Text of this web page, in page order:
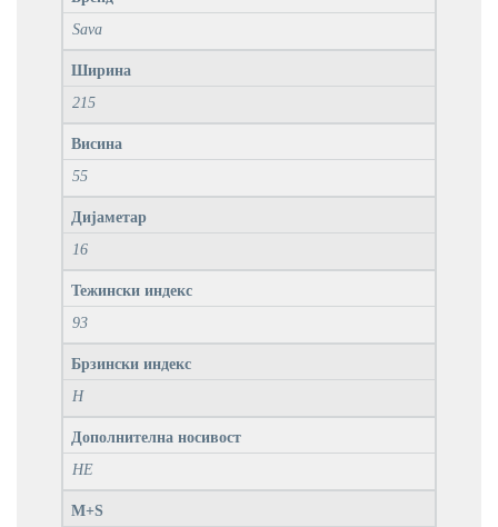
Sava
Ширина
215
Висина
55
Дијаметар
16
Тежински индекс
93
Брзински индекс
H
Дополнителна носивост
НЕ
M+S